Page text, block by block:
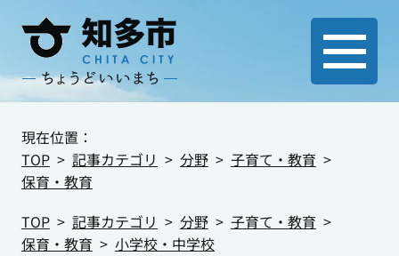
現在位置：
TOP
記事カテゴリ 分野
子育て・教育
保育・教育
TOP
記事カテゴリ 分野
子育て・教育
保育・教育
小学校・中学校